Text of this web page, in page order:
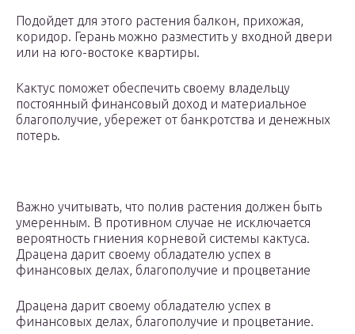
Подойдет для этого растения балкон, прихожая,
коридор. Герань можно разместить у входной двери
или на юго-востоке квартиры.
Кактус поможет обеспечить своему владельцу
постоянный финансовый доход и материальное
благополучие, убережет от банкротства и денежных
потерь.
Важно учитывать, что полив растения должен быть
умеренным. В противном случае не исключается
вероятность гниения корневой системы кактуса.
Драцена дарит своему обладателю успех в
финансовых делах, благополучие и процветание
Драцена дарит своему обладателю успех в
финансовых делах, благополучие и процветание.